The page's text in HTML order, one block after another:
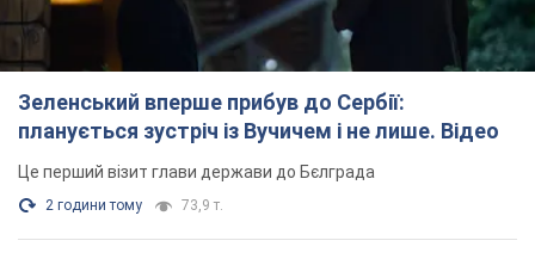
Зеленський вперше прибув до Сербії:
планується зустріч із Вучичем і не лише. Відео
Це перший візит глави держави до Бєлграда
2 години тому 73,9 т.